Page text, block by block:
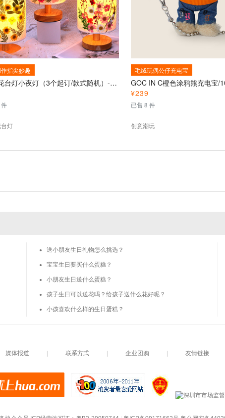
指尖妙趣
DIY压花台灯小夜灯（3个起订/款式随机）--DIY手工创意台灯
灯
毛绒玩偶公仔充电宝
¥239
已售 8 件
创意潮玩
送小朋友生日礼物怎么挑选？
宝宝生日要买什么蛋糕？
小朋友生日送什么蛋糕？
孩子生日可以送花吗？给孩子送什么花好呢？
小孩喜欢什么样的生日蛋糕？
媒体报道 联系方式 企业团购 友情链接